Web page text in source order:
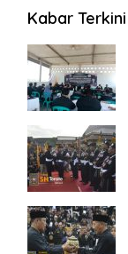
Kabar Terkini